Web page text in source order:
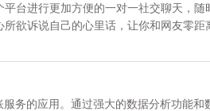
台进行更加方便的一对一社交聊天，随
欲诉说自己的心里话，让你和网友零距
来自官网，请放心下载。
务的应用。通过强大的数据分析功能和